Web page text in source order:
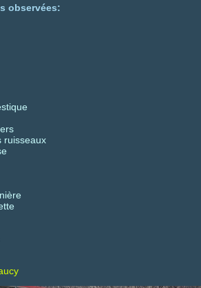
observées:
ruisseaux